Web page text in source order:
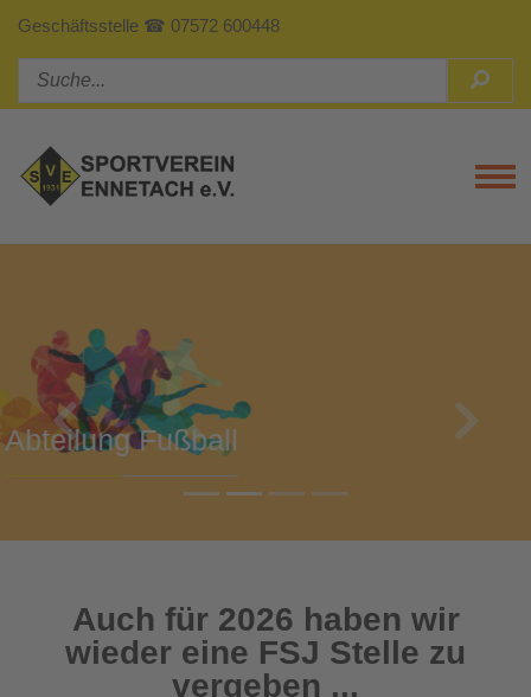
Geschäftsstelle ☎ 07572 600448
Abteilung Turnen
Previous
Auch für 2026 haben wir
wieder eine FSJ Stelle zu
vergeben ...